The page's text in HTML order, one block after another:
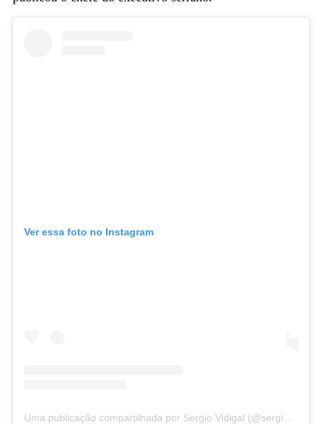
Ver essa foto no Instagram
Uma publicação compartilhada por Sergio Vidigal (@sergiovidigal)